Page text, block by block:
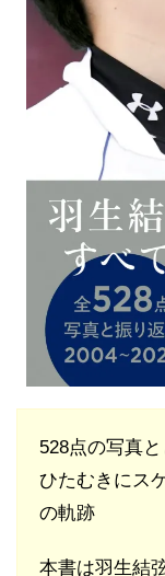
528点の写真と
ひたむきにス
の軌跡
本書は羽生結